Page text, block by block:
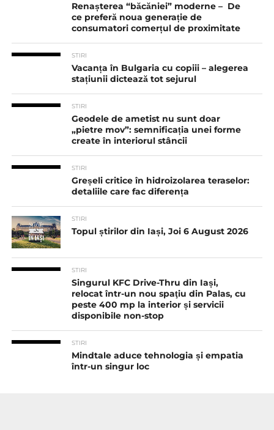
Renașterea “băcăniei” moderne – De
ce preferă noua generație de
consumatori comerțul de proximitate
STIRI
Vacanța în Bulgaria cu copiii – alegerea
stațiunii dictează tot sejurul
STIRI
Geodele de ametist nu sunt doar
„pietre mov”: semnificația unei forme
create în interiorul stâncii
STIRI
Greșeli critice în hidroizolarea teraselor:
detaliile care fac diferența
STIRI
Topul știrilor din Iași, Joi 6 August 2026
STIRI
Singurul KFC Drive-Thru din Iași,
relocat într-un nou spaţiu din Palas, cu
peste 400 mp la interior și servicii
disponibile non-stop
STIRI
Mindtale aduce tehnologia și empatia
într-un singur loc